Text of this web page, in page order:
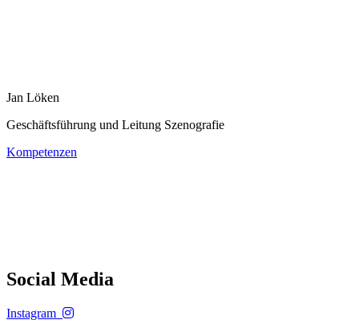
Jan Löken
Geschäftsführung und Leitung Szenografie
Kompetenzen
Social Media
Instagram